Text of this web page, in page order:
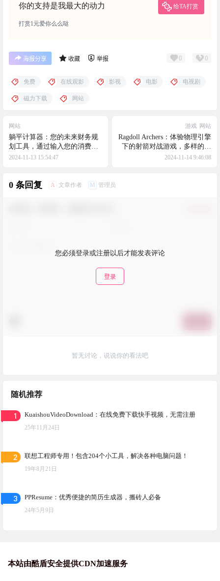
你的支持是我最大的动力 给TA打赏
打赏1元爱你么么哒
海报分享 收藏 举报 0 0
免费 在线观影 影视 电影 电视剧
磁力下载 网站
网站
躺平计算器：您的未来财务规
划工具，通过输入您的消费水
平和财务数据，帮助您了解未
2024-11-13 15:54:47
游戏 网站
Ragdoll Archers：体验物理引擎
下的射箭对战游戏，多样的游
戏模式和角色自定义功能，让
2024-11-14 9:46:08
0 条回复 A 文章作者 M 管理员
您必须登录或注册以后才能发表评论
登录
暂无讨论，说说你的看法吧
随机推荐
1 KuaishouVideoDownload：在线免费下载快手视频，无需注册
25年11月24日
2 联想工程师专用！包含204个小工具，解决各种电脑问题！
19年8月21日
3 PPResume：优秀便捷的简历生成器，搬砖人必备
24年5月9日
本站由酷盾安全提供CDN加速服务